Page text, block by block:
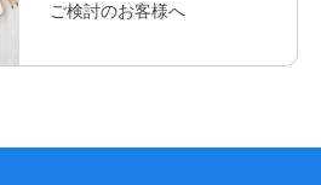
ご検討のお客様へ